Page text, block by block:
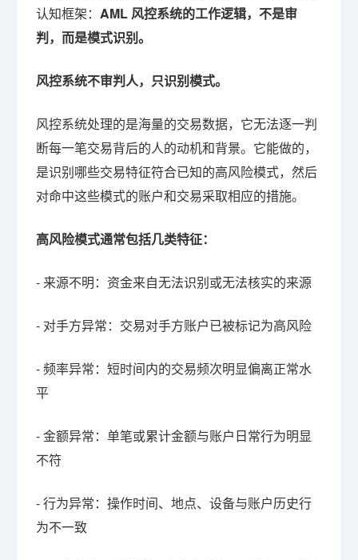
认知框架： AML 风控系统的工作逻辑，不是审
判，而是模式识别。
风控系统不审判人，只识别模式。
风控系统处理的是海量的交易数据，它无法逐一判
断每一笔交易背后的人的动机和背景。它能做的，
是识别哪些交易特征符合已知的高风险模式，然后
对命中这些模式的账户和交易采取相应的措施。
高风险模式通常包括几类特征：
- 来源不明：资金来自无法识别或无法核实的来源
- 对手方异常：交易对手方账户已被标记为高风险
- 频率异常：短时间内的交易频次明显偏离正常水
平
- 金额异常：单笔或累计金额与账户日常行为明显
不符
- 行为异常：操作时间、地点、设备与账户历史行
为不一致